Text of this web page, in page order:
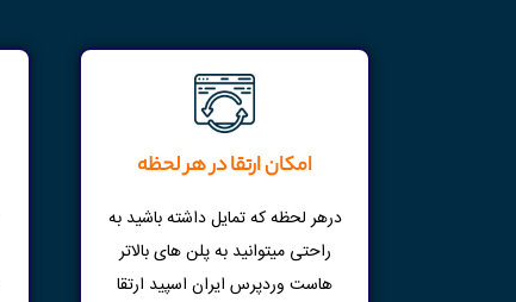
امکان ارتقا در هر لحظه
درهر لحظه که تمایل داشته باشید به
راحتی میتوانید به پلن های بالاتر
هاست وردپرس ایران اسپید ارتقا